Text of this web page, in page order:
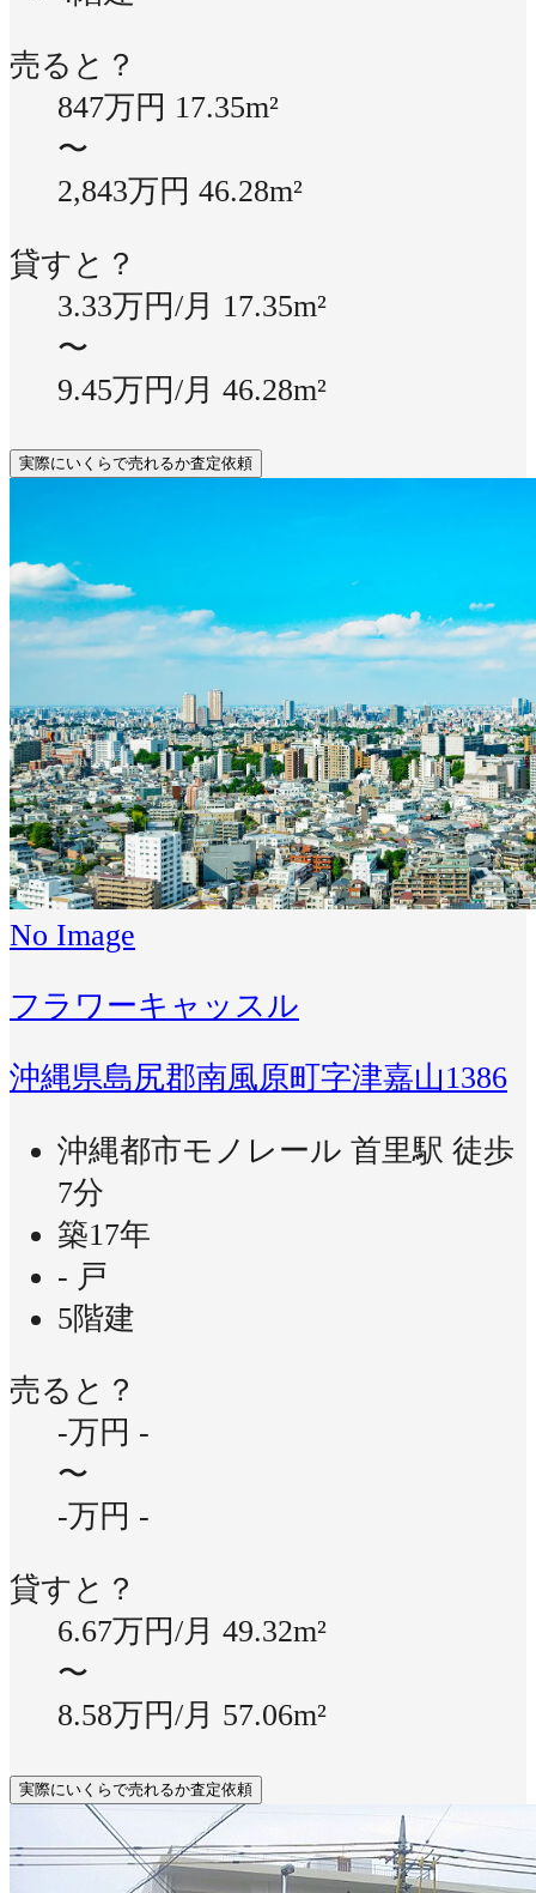
売ると？
847万円 17.35m²
〜
2,843万円 46.28m²
貸すと？
3.33万円/月 17.35m²
〜
9.45万円/月 46.28m²
実際にいくらで売れるか査定依頼
No Image
フラワーキャッスル
沖縄県島尻郡南風原町字津嘉山1386
沖縄都市モノレール 首里駅 徒歩
7分
築17年
- 戸
5階建
売ると？
-万円 -
〜
-万円 -
貸すと？
6.67万円/月 49.32m²
〜
8.58万円/月 57.06m²
実際にいくらで売れるか査定依頼